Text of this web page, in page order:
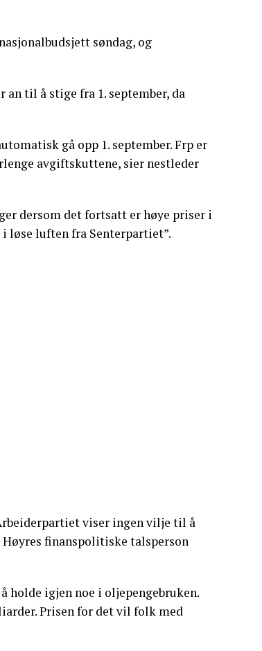
søndag, og
til å stige fra 1. september, da
gå opp 1. september. Frp er
avgiftskuttene, sier nestleder
dersom det fortsatt er høye priser i
løse luften fra Senterpartiet”.
viser ingen vilje til å
finanspolitiske talsperson
holde igjen noe i oljepengebruken.
Prisen for det vil folk med